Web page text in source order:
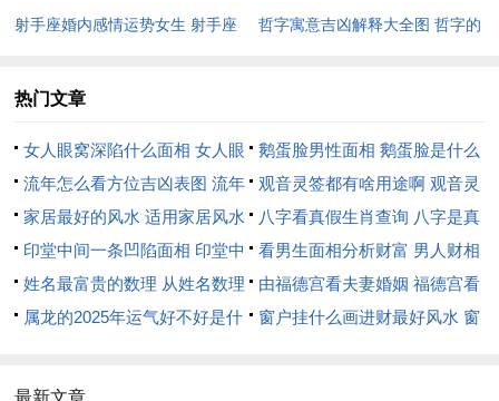
柱、上梁，会亲友、盖屋，起基、治病，安门、造车器，掘井、
猪煞东，属猪者及东方之事宜回避。此日巳火生辰月之土，土旺
乙未年庚辰月丙子日（阳历二〇一五年四月三十日）。宜祭祀，
祈福、求嗣，斋醮、纳采，订盟、开光，竖柱、上梁，开仓、出
货财，盖屋、起基，定磉、安门，破土、入殓，启钻、谢土；忌
出火，嫁娶、开工；冲煞冲马煞南，属马者及南向之事宜慎行。
射手座婚内感情运势女生 射手座
哲字寓意吉凶解释大全图 哲字的
热门文章
女人眼窝深陷什么面相 女人眼
窝深陷是短命相吗
鹅蛋脸男性面相 鹅蛋脸是什么
脸型男性
流年怎么看方位吉凶表图 流年
位置怎么看
观音灵签都有啥用途啊 观音灵
签全部签签词
家居最好的风水 适用家居风水
八字看真假生肖查询 八字是真
还是假
印堂中间一条凹陷面相 印堂中
间有条线沟好不好
看男生面相分析财富 男人财相
从哪里看
姓名最富贵的数理 从姓名数理
看富豪
由福德宫看夫妻婚姻 福德宫看
配偶生肖
属龙的2025年运气好不好是什
2025年属龙人的全年运势
窗户挂什么画进财最好风水 窗